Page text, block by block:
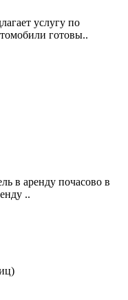
услугу по
готовы..
в аренду почасово в
..